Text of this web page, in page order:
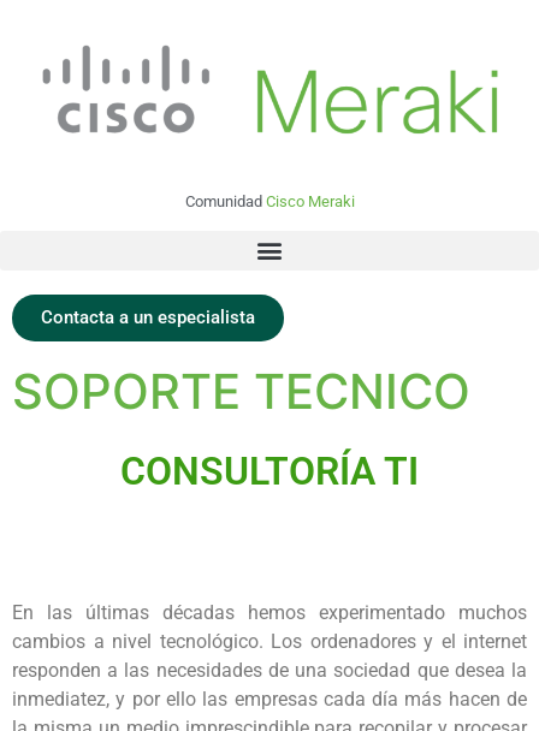
Comunidad Cisco Meraki
Contacta a un especialista
SOPORTE TECNICO
CONSULTORÍA TI
En las últimas décadas hemos experimentado muchos
cambios a nivel tecnológico. Los ordenadores y el internet
responden a las necesidades de una sociedad que desea la
inmediatez, y por ello las empresas cada día más hacen de